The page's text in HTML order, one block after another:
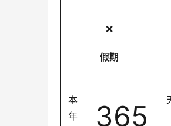
❌
假期
本
年
365